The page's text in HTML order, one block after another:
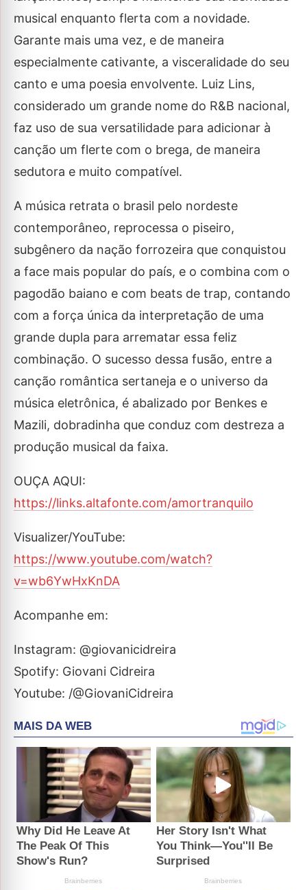
musical enquanto flerta com a novidade.
Garante mais uma vez, e de maneira
especialmente cativante, a visceralidade do seu
canto e uma poesia envolvente. Luiz Lins,
considerado um grande nome do R&B nacional,
faz uso de sua versatilidade para adicionar à
canção um flerte com o brega, de maneira
sedutora e muito compatível.
A música retrata o brasil pelo nordeste
contemporâneo, reprocessa o piseiro,
subgênero da nação forrozeira que conquistou
a face mais popular do país, e o combina com o
pagodão baiano e com beats de trap, contando
com a força única da interpretação de uma
grande dupla para arrematar essa feliz
combinação. O sucesso dessa fusão, entre a
canção romântica sertaneja e o universo da
música eletrônica, é abalizado por Benkes e
Mazili, dobradinha que conduz com destreza a
produção musical da faixa.
OUÇA AQUI:
https://links.altafonte.com/amortranquilo
Visualizer/YouTube:
https://www.youtube.com/watch?
v=wb6YwHxKnDA
Acompanhe em:
Instagram: @giovanicidreira
Spotify: Giovani Cidreira
Youtube: /@GiovaniCidreira